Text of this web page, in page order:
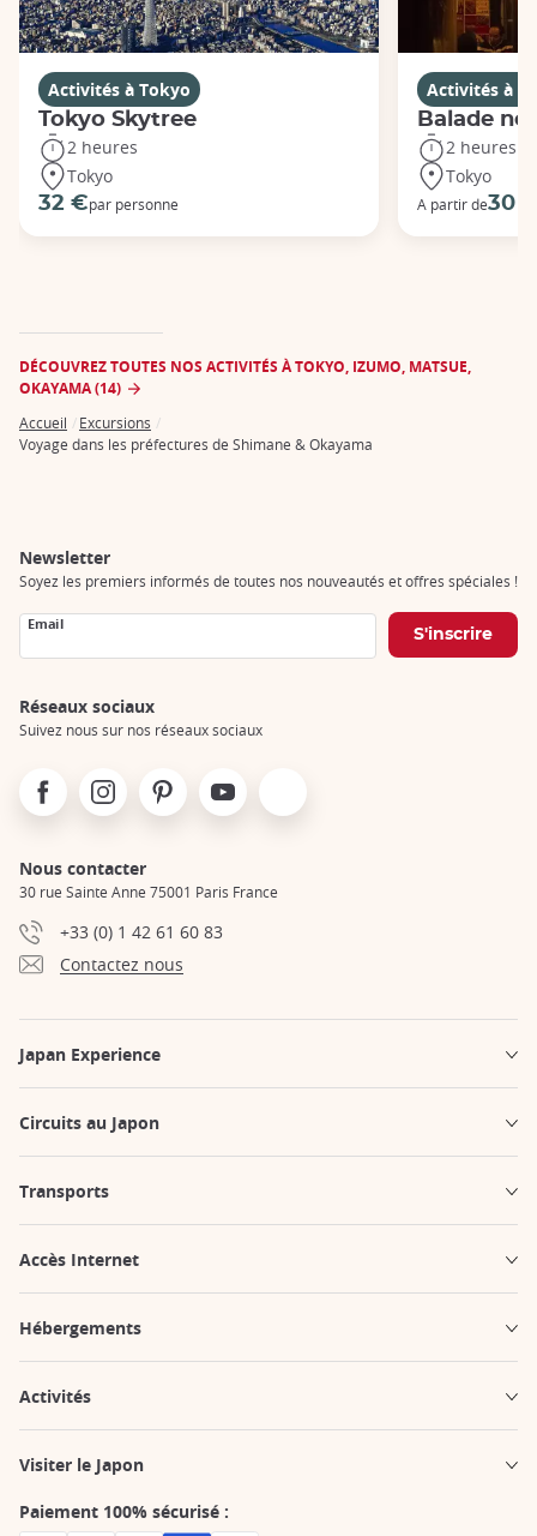
Activités à Tokyo
Tokyo Skytree
2 heures
Tokyo
32 €par personne
Activités à
Balade
2 heures
Tokyo
A partir de30
DÉCOUVREZ TOUTES NOS ACTIVITÉS À TOKYO, IZUMO, MATSUE,
OKAYAMA (14)
Breadcrumb
Accueil
Excursions
Voyage dans les préfectures de Shimane & Okayama
Newsletter
Soyez les premiers informés de toutes nos nouveautés et offres spéciales !
Email
Réseaux sociaux
Suivez nous sur nos réseaux sociaux
FacebookInstagramPinterest Youtube
Nous contacter
30 rue Sainte Anne 75001 Paris France
+33 (0) 1 42 61 60 83
Contactez nous
Japan Experience
Circuits au Japon
Transports
Accès Internet
Hébergements
Activités
Visiter le Japon
Paiement 100% sécurisé :